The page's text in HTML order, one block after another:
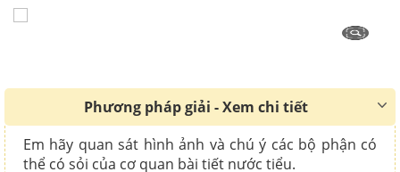
Phương pháp giải - Xem chi tiết
Em hãy quan sát hình ảnh và chú ý các bộ phận có
thể có sỏi của cơ quan bài tiết nước tiểu.